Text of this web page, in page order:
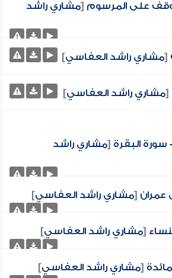
على المرسوم [مشاري راشد
[مشاري راشد العفاسي]
[مشاري راشد العفاسي]
البقرة [مشاري راشد
عمران [مشاري راشد العفاسي]
[مشاري راشد العفاسي]
[مشاري راشد العفاسي]